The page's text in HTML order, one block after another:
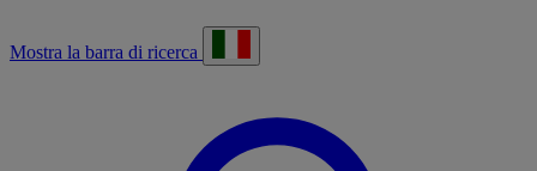
Mostra la barra di ricerca